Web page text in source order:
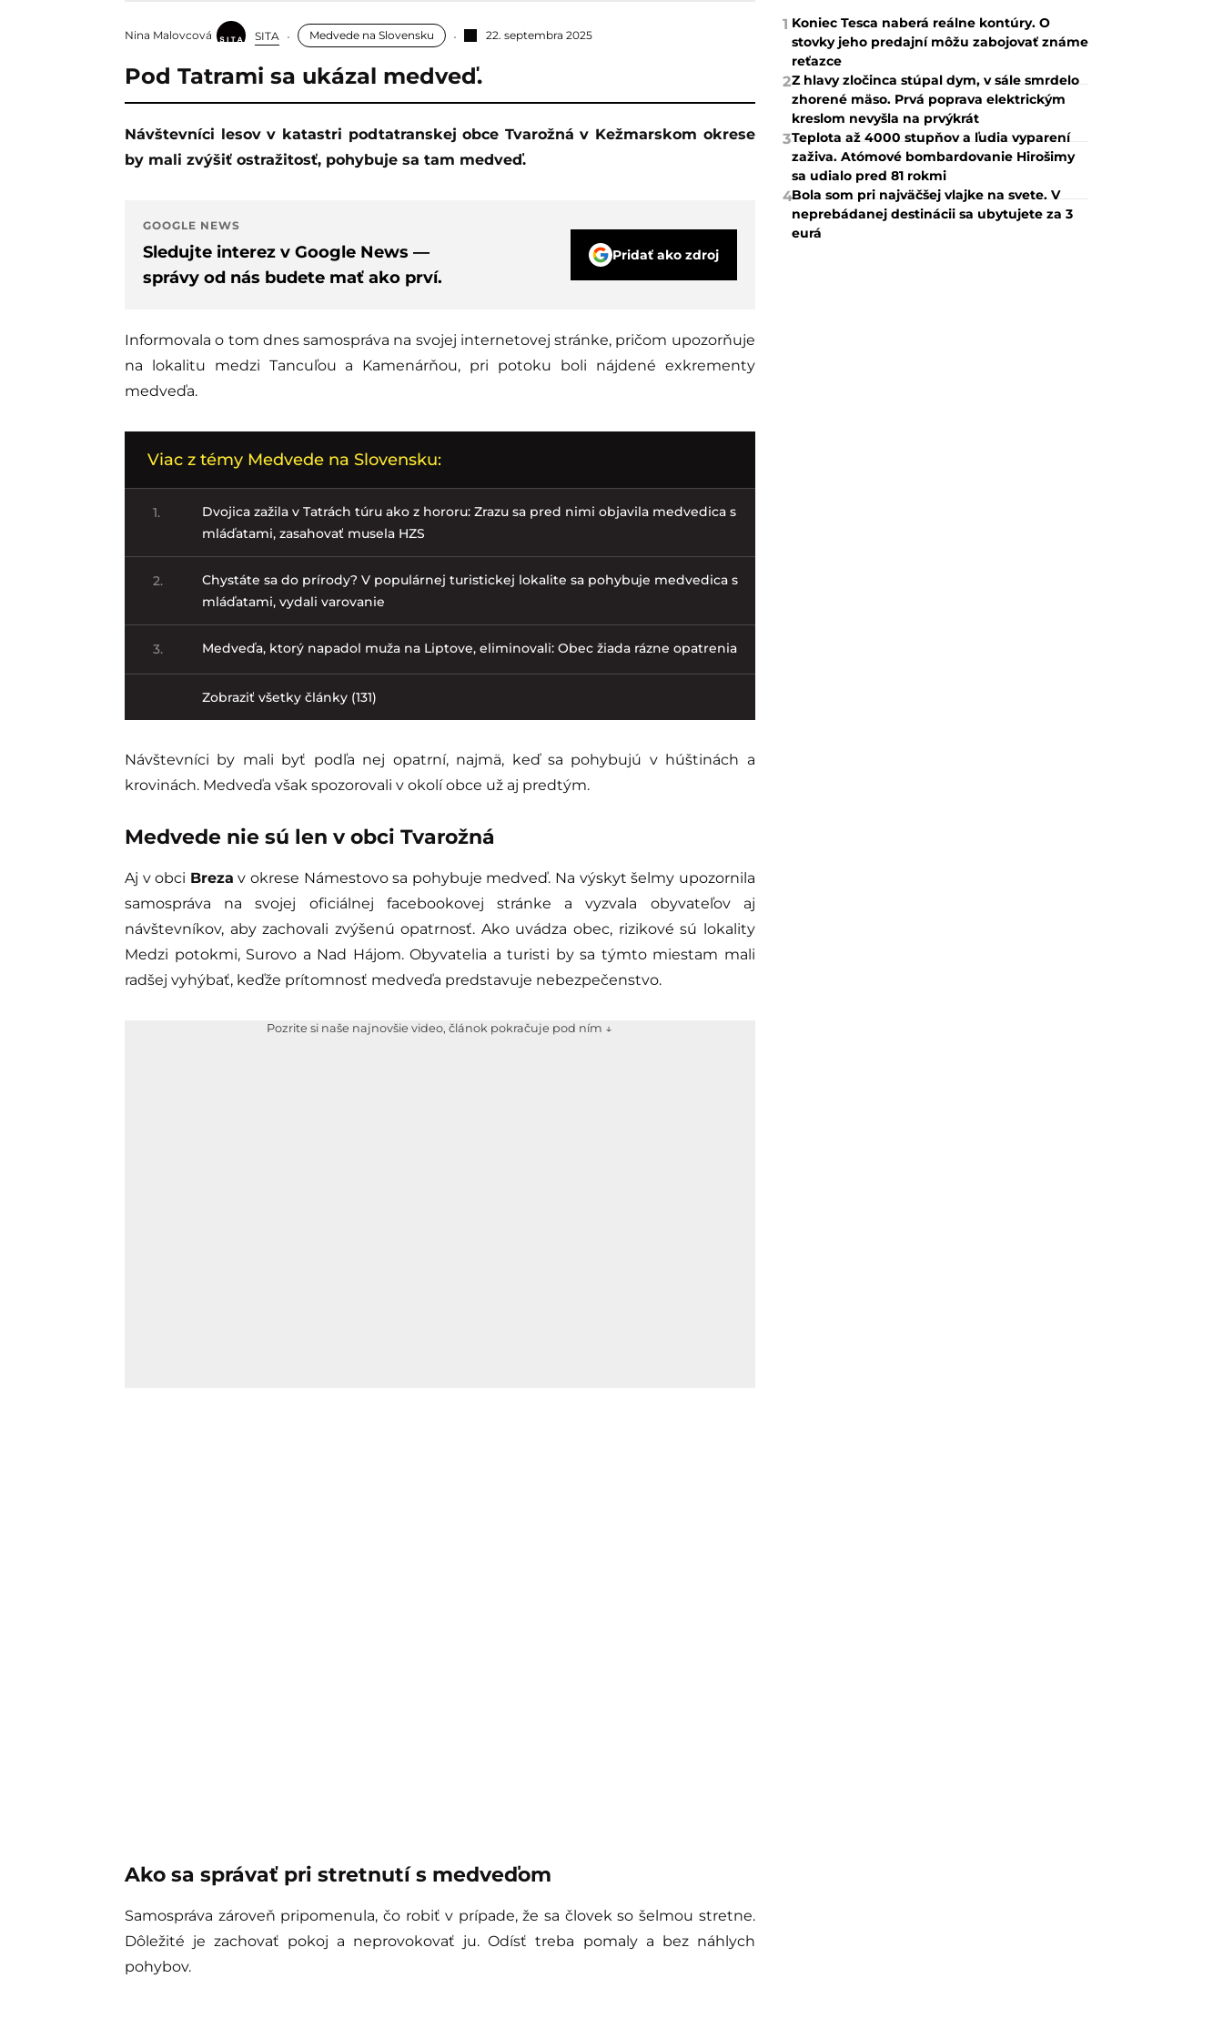
Nina Malovcová SITA Medvede na Slovensku 22. septembra 2025
Pod Tatrami sa ukázal medveď.
Návštevníci lesov v katastri podtatranskej obce Tvarožná v Kežmarskom okrese
by mali zvýšiť ostražitosť, pohybuje sa tam medveď.
GOOGLE NEWS
Sledujte interez v Google News —
správy od nás budete mať ako prví.
Pridať ako zdroj
Informovala o tom dnes samospráva na svojej internetovej stránke, pričom upozorňuje
na lokalitu medzi Tancuľou a Kamenárňou, pri potoku boli nájdené exkrementy
medveďa.
Viac z témy Medvede na Slovensku:
1.
Dvojica zažila v Tatrách túru ako z hororu: Zrazu sa pred nimi objavila medvedica s
mláďatami, zasahovať musela HZS
2.
Chystáte sa do prírody? V populárnej turistickej lokalite sa pohybuje medvedica s
mláďatami, vydali varovanie
3. Medveďa, ktorý napadol muža na Liptove, eliminovali: Obec žiada rázne opatrenia
Zobraziť všetky články (131)
Návštevníci by mali byť podľa nej opatrní, najmä, keď sa pohybujú v húštinách a
krovinách. Medveďa však spozorovali v okolí obce už aj predtým.
Medvede nie sú len vobci Tvarožná
Aj v obci Breza v okrese Námestovo sa pohybuje medveď. Na výskyt šelmy upozornila
samospráva na svojej oficiálnej facebookovej stránke a vyzvala obyvateľov aj
návštevníkov, aby zachovali zvýšenú opatrnosť. Ako uvádza obec, rizikové sú lokality
Medzi potokmi, Surovo a Nad Hájom. Obyvatelia a turisti by sa týmto miestam mali
radšej vyhýbať, keďže prítomnosť medveďa predstavuje nebezpečenstvo.
Pozrite si naše najnovšie video, článok pokračuje pod ním ↓
Ako sa správať pri stretnutí s medveďom
Samospráva zároveň pripomenula, čo robiť v prípade, že sa človek so šelmou stretne.
Dôležité je zachovať pokoj a neprovokovať ju. Odísť treba pomaly a bez náhlych
pohybov.
1 Koniec Tesca naberá reálne kontúry. O
stovky jeho predajní môžu zabojovať známe
reťazce
2Z hlavy zločinca stúpal dym, v sále smrdelo
zhorené mäso. Prvá poprava elektrickým
kreslom nevyšla na prvýkrát
3Teplota až 4000 stupňov a ľudia vyparení
zaživa. Atómové bombardovanie Hirošimy
sa udialo pred 81 rokmi
4Bola som pri najväčšej vlajke na svete. V
neprebádanej destinácii sa ubytujete za 3
eurá